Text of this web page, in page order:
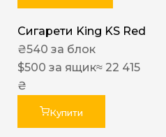
Сигарети King KS Red
₴540 за блок
$500 за ящик≈ 22 415
₴
Купити